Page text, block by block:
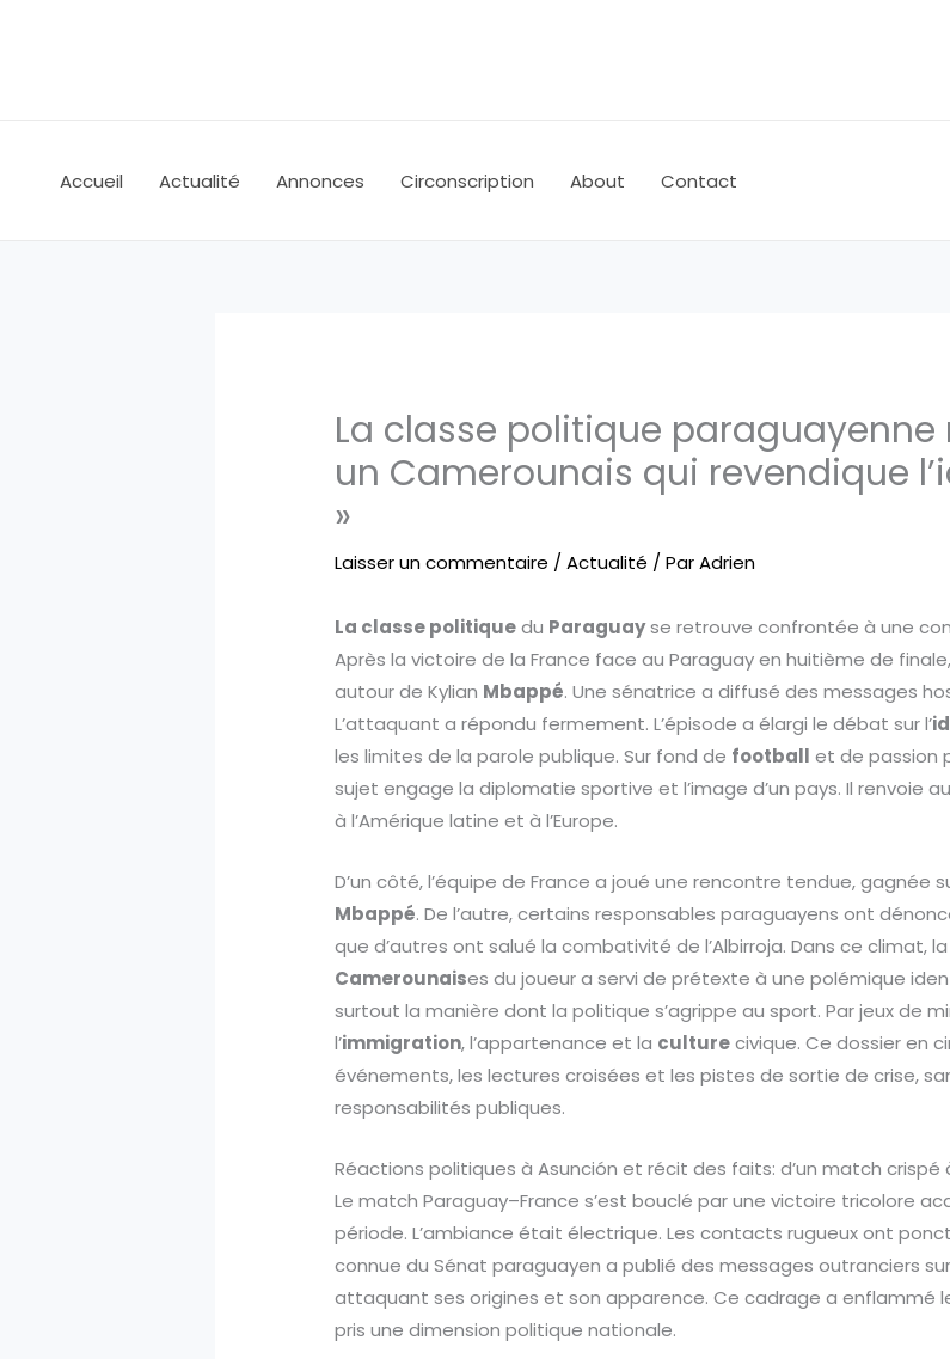
Accueil Actualité Annonces Circonscription About Contact
La classe politique paraguayenne
un Camerounais qui revendique
»
Laisser un commentaire /Actualité / ParAdrien
La classe politiquedu Paraguayse retrouve confrontée à une
Après la victoire de la France face au Paraguay en huitième de
autour de Kylian Mbappé. Une sénatrice a diffusé des messages
L’attaquant a répondu fermement. L’épisode a élargi le débat sur l’
les limites de la parole publique. Sur fond de football et de passion
sujet engage la diplomatie sportive et l’image d’un pays. Il renvoie
à l’Amérique latine et à l’Europe.
D’un côté, l’équipe de France a joué une rencontre tendue, gagnée
Mbappé. De l’autre, certains responsables paraguayens ont
que d’autres ont salué la combativité de l’Albirroja. Dans ce climat,
Camerounaises du joueur a servi de prétexte à une polémique
surtout la manière dont la politique s’agrippe au sport. Par jeux de
l’immigration, l’appartenance et la culturecivique. Ce dossier en
événements, les lectures croisées et les pistes de sortie de crise,
responsabilités publiques.
Réactions politiques à Asunción et récit des faits: d’un match crispé
Le match Paraguay–France s’est bouclé par une victoire tricolore
période. L’ambiance était électrique. Les contacts rugueux ont
connue du Sénat paraguayen a publié des messages outranciers sur
attaquant ses origines et son apparence. Ce cadrage a enflammé
pris une dimension politique nationale.